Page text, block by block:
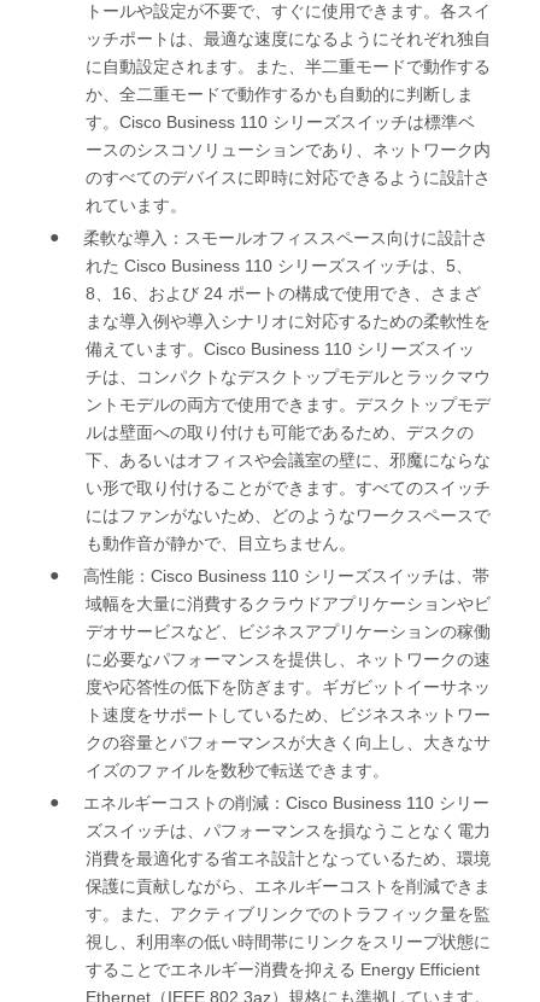
トールや設定が不要で、すぐに使用できます。各スイ
ッチポートは、最適な速度になるようにそれぞれ独自
に自動設定されます。また、半二重モードで動作する
か、全二重モードで動作するかも自動的に判断しま
す。 Cisco Business 110 シリーズスイッチは標準ベ
ースのシスコソリューションであり、ネットワーク内
のすべてのデバイスに即時に対応できるように設計さ
れています。
● 柔軟な導入： スモールオフィススペース向けに設計さ
れた Cisco Business 110 シリーズスイッチは、 5
8 16 、および 24 ポートの構成で使用でき、さまざ
まな導入例や導入シナリオに対応するための柔軟性を
備えています。 Cisco Business 110 シリーズスイッ
チは、コンパクトなデスクトップモデルとラックマウ
ントモデルの両方で使用できます。デスクトップモデ
ルは壁面への取り付けも可能であるため、デスクの
下、あるいはオフィスや会議室の壁に、邪魔にならな
い形で取り付けることができます。すべてのスイッチ
にはファンがないため、どのようなワークスペースで
も動作音が静かで、目立ちません。
● 高性能： Cisco Business 110 シリーズスイッチは、帯
域幅を大量に消費するクラウドアプリケーションやビ
デオサービスなど、ビジネスアプリケーションの稼働
に必要なパフォーマンスを提供し、ネットワークの速
度や応答性の低下を防ぎます。ギガビットイーサネッ
ト速度をサポートしているため、ビジネスネットワー
クの容量とパフォーマンスが大きく向上し、大きなサ
イズのファイルを数秒で転送できます。
● エネルギーコストの削減： Cisco Business 110 シリー
ズスイッチは、パフォーマンスを損なうことなく電力
消費を最適化する省エネ設計となっているため、環境
保護に貢献しながら、エネルギーコストを削減できま
す。また、アクティブリンクでのトラフィック量を監
視し、利用率の低い時間帯にリンクをスリープ状態に
することでエネルギー消費を抑える Energy Efficient
Ethernet （ IEEE 802.3az）規格にも準拠しています。